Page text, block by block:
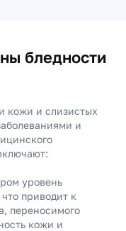
бледности
кожи и слизистых
и
уровень
приводит к
переносимого
кожи и